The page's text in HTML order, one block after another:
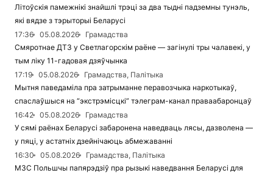
Літоўскія памежнікі знайшлі трэці за два тыдні падземны тунэль,
які вядзе з тэрыторыі Беларусі
17:36
05.08.2026
Грамадства
Смяротнае ДТЗ у Светлагорскім раёне — загінулі тры чалавекі, у
тым ліку 11-гадовая дзяўчынка
17:19
05.08.2026
Грамадства, Палітыка
Мытня паведаміла пра затрыманне перавозчыка наркотыкаў,
спаслаўшыся на “экстрэмісцкі” тэлеграм-канал праваабаронцаў
16:42
05.08.2026
Грамадства
У сямі раёнах Беларусі забаронена наведваць лясы, дазволена —
у пяці, у астатніх дзейнічаюць абмежаванні
16:30
05.08.2026
Грамадства, Палітыка
МЗС Польшчы папярэдзіў пра рызыкі наведвання Беларусі для